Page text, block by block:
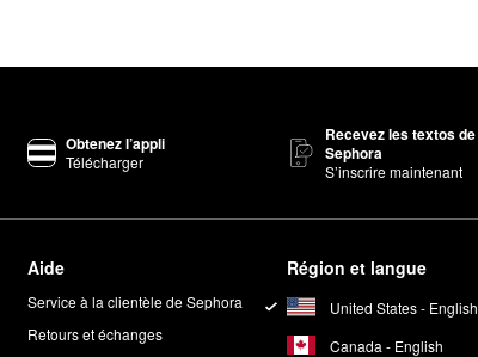
Obtenez l’appli
Télécharger
Recevez les textos de
Sephora
S’inscrire maintenant
Aide
Service à la clientèle de Sephora
Retours et échanges
Région et langue
United States - English
Canada - English